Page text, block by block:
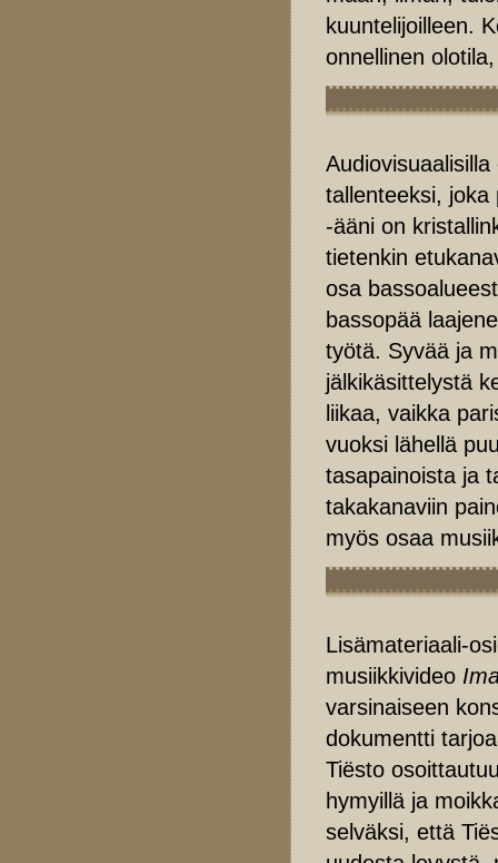
kuuntelijoilleen.
onnellinen
tallenteeksi,
-ääni on
tietenkin
osa
bassopää
työtä. Syvää ja
jälkikäsittelystä
liikaa, vaikka
vuoksi lähellä
tasapainoista ja
takakanaviin
myös osaa
Lisämateriaali-
musiikkivideo
varsinaiseen
dokumentti
Tiësto
hymyillä ja
selväksi, että